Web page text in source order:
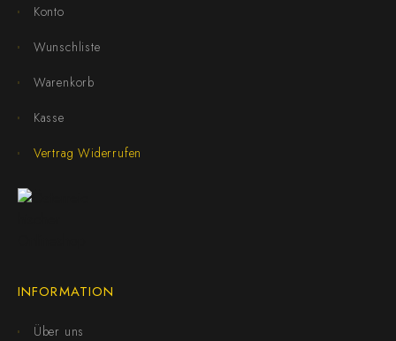
Konto
Wunschliste
Warenkorb
Kasse
Vertrag Widerrufen
INFORMATION
Über uns